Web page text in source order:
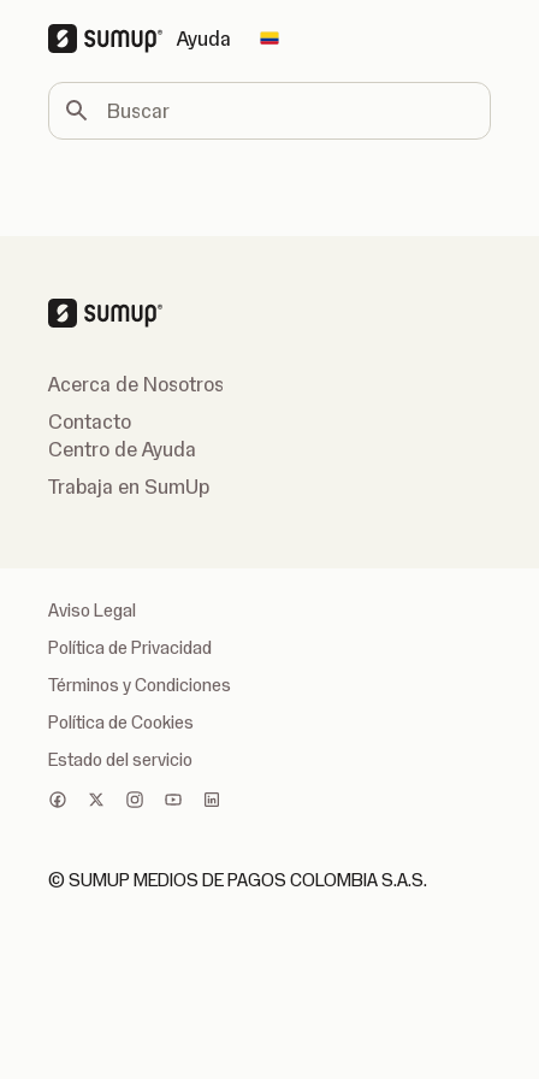
Ayuda Change country
Buscar
Acerca de Nosotros
Contacto
Centro de Ayuda
Trabaja en SumUp
Aviso Legal
Política de Privacidad
Términos y Condiciones
Política de Cookies
Estado del servicio
© SUMUP MEDIOS DE PAGOS COLOMBIA S.A.S.